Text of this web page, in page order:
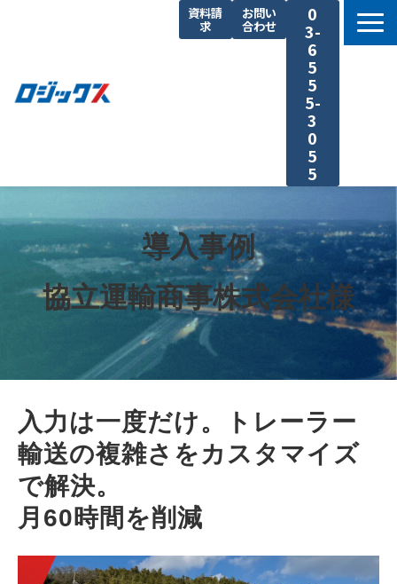
資料請
求
お問い
合わせ
0
3-
6
5
5
5-
3
0
5
5
機能まとめ
料金プラン
導入事例
セミナー
よくあるご質問
導入事例
協立運輸商事株式会社様
入力は一度だけ。トレーラー
輸送の複雑さをカスタマイズ
で解決。
月60時間を削減